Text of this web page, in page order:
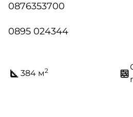
0876353700
0895 024344
384 м2